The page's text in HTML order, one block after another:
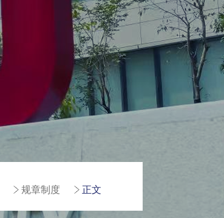
规章制度 正文